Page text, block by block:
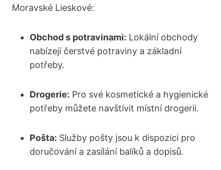
Moravské Lieskové:
Obchod s potravinami: Lokální obchody
nabízejí čerstvé potraviny a základní
potřeby.
Drogerie: Pro své kosmetické a hygienické
potřeby můžete navštívit místní drogerii.
Pošta: Služby pošty jsou k dispozici pro
doručování a zasílání balíků a dopisů.